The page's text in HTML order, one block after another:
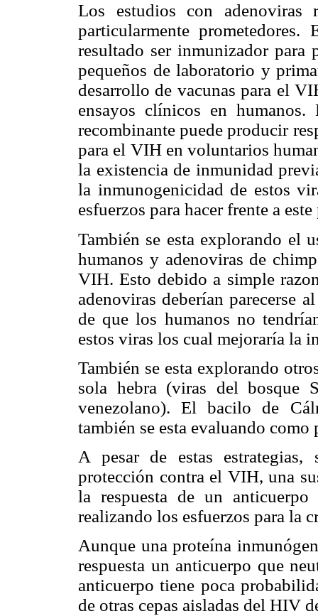
Los estudios con adenoviras
particularmente
resultado ser inmunizador para
pequeños de laboratorio y
desarrollo de vacunas para el
ensayos clínicos en
recombinante puede producir
para el VIH en voluntarios
la existencia de inmunidad
la inmunogenicidad de estos
esfuerzos para hacer frente a
También se esta explorando el
humanos y adenoviras de
VIH. Esto debido a simple
adenoviras deberían parecerse
de que los humanos no
estos viras los cual mejoraría la
También se esta explorando
sola hebra (viras del bosque
venezolano). El bacilo de
también se esta evaluando
A pesar de estas
protección contra el VIH, una
la respuesta de un
realizando los esfuerzos para la
Aunque una proteína
respuesta un anticuerpo que
anticuerpo tiene poca
de otras cepas aisladas del HIV